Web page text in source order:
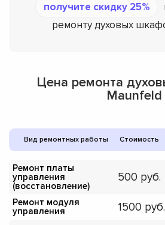
получите скидку 25%
ремонту духовых
Цена ремонта
Maunfeld
Вид ремонтных работы Стоимость
Ремонт платы
управления
(восстановление)
500
Ремонт модуля
управления
1500